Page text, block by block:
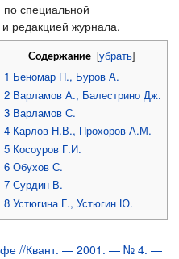
специальной
редакцией журнала.
Содержание [убрать]
1 Беномар П., Буров А.
2 Варламов А., Балестрино Дж.
3 Варламов С.
4 Карлов Н.В., Прохоров А.М.
5 Косоуров Г.И.
6 Обухов С.
7 Сурдин В.
8 Устюгина Г., Устюгин Ю.
//Квант. — 2001. — № 4. —